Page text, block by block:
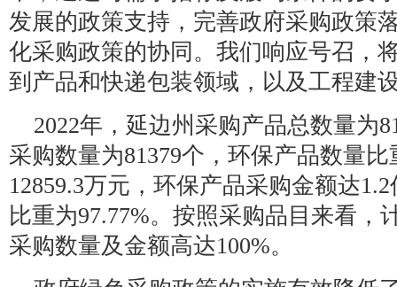
发展的政策支持，完善政府采购政策
化采购政策的协同。我们响应号召，
到产品和快递包装领域，以及工程建
2022年，延边州采购产品总数量为
采购数量为81379个，环保产品数量
12859.3万元，环保产品采购金额达
比重为97.77%。按照采购品目来看，
采购数量及金额高达100%。